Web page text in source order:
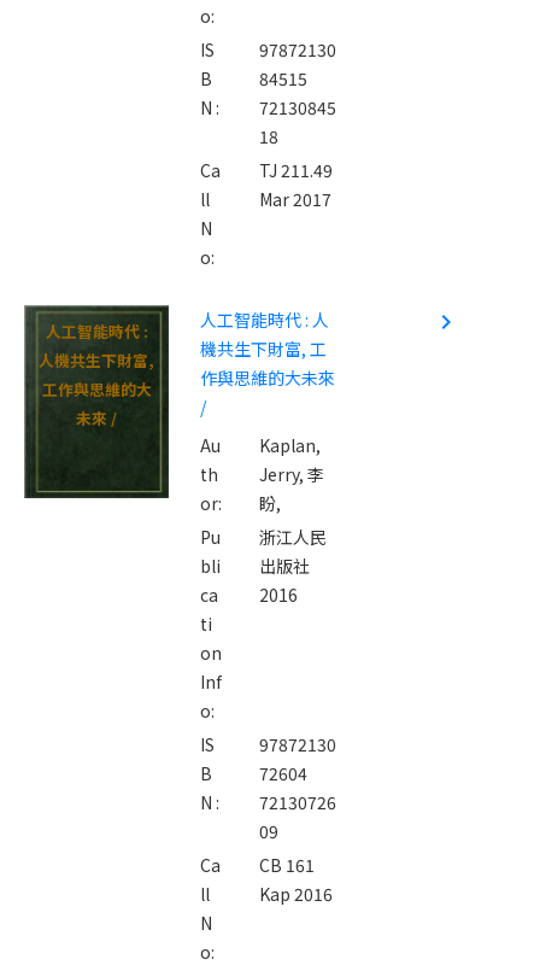
o:
IS
B
N :
97872130
84515
72130845
18
Ca
ll
N
o:
TJ 211.49
Mar 2017
人工智能時代 :
人機共生下財富,
工作與思維的大
未來 /
人工智能時代 : 人
機共生下財富, 工
作與思維的大未來
/
Au
th
or:
Kaplan,
Jerry, 李
盼,
Pu
bli
ca
ti
on
Inf
o:
浙江人民
出版社
2016
IS
B
N :
97872130
72604
72130726
09
Ca
ll
N
o:
CB 161
Kap 2016
navigate_next